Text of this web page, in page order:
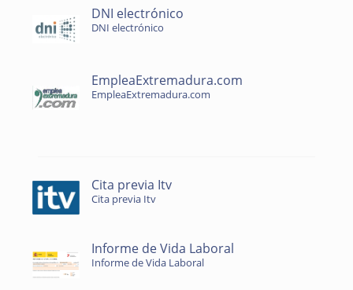
DNI electrónico
DNI electrónico
EmpleaExtremadura.com
EmpleaExtremadura.com
Cita previa Itv
Cita previa Itv
Informe de Vida Laboral
Informe de Vida Laboral